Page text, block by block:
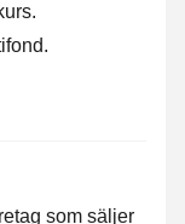
som säljer